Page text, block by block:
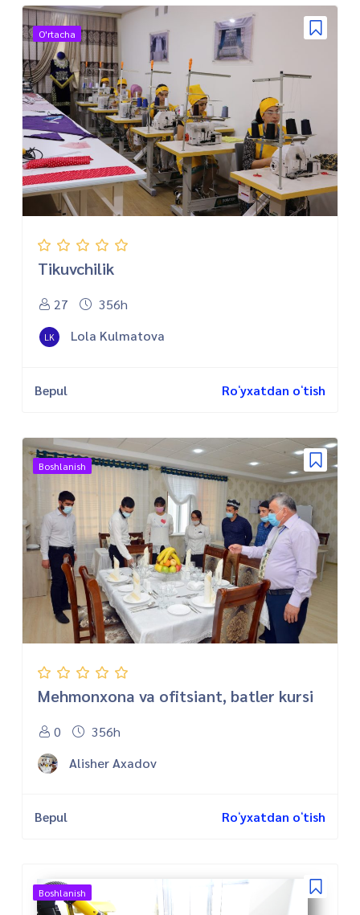
O'rtacha
Tikuvchilik
27 356h
LK Lola Kulmatova
Bepul Roʻyxatdan oʻtish
Boshlanish
Mehmonxona va ofitsiant, batler kursi
0
356h
Alisher Axadov
Bepul Roʻyxatdan oʻtish
Boshlanish